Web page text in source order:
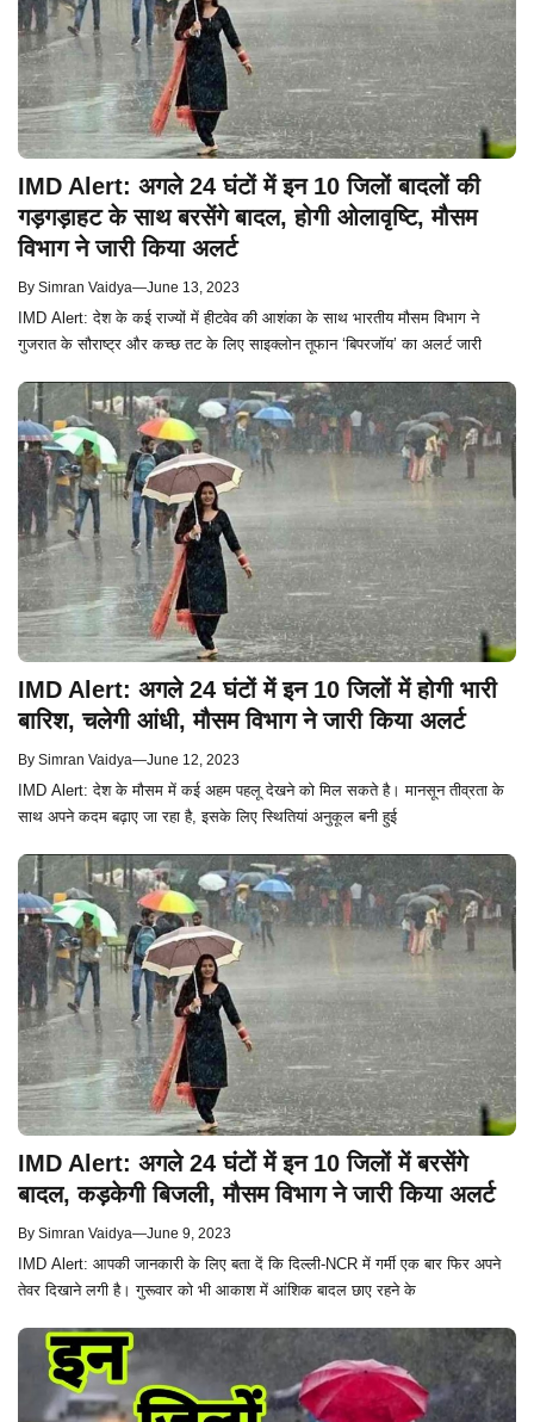
IMD Alert: अगले 24 घंटों में इन 10 जिलों बादलों की
गड़गड़ाहट के साथ बरसेंगे बादल, होगी ओलावृष्टि, मौसम
विभाग ने जारी किया अलर्ट
By Simran Vaidya—June 13, 2023
IMD Alert: देश के कई राज्यों में हीटवेव की आशंका के साथ भारतीय मौसम विभाग ने
गुजरात के सौराष्ट्र और कच्छ तट के लिए साइक्लोन तूफान ‘बिपरजॉय’ का अलर्ट जारी
IMD Alert: अगले 24 घंटों में इन 10 जिलों में होगी भारी
बारिश, चलेगी आंधी, मौसम विभाग ने जारी किया अलर्ट
By Simran Vaidya—June 12, 2023
IMD Alert: देश के मौसम में कई अहम पहलू देखने को मिल सकते है। मानसून तीव्रता के
साथ अपने कदम बढ़ाए जा रहा है, इसके लिए स्थितियां अनुकूल बनी हुई
IMD Alert: अगले 24 घंटों में इन 10 जिलों में बरसेंगे
बादल, कड़केगी बिजली, मौसम विभाग ने जारी किया अलर्ट
By Simran Vaidya—June 9, 2023
IMD Alert: आपकी जानकारी के लिए बता दें कि दिल्ली-NCR में गर्मी एक बार फ‍िर अपने
तेवर द‍िखाने लगी है। गुरूवार को भी आकाश में आंश‍िक बादल छाए रहने के